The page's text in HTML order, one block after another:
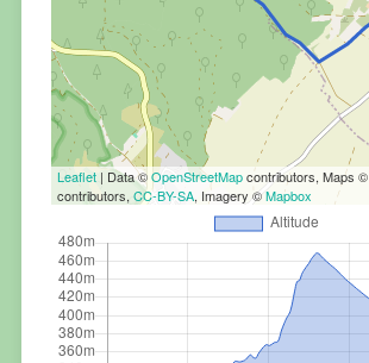
Leaflet| Data ©OpenStreetMapcontributors, Maps ©
contributors, CC-BY-SA, Imagery ©Mapbox